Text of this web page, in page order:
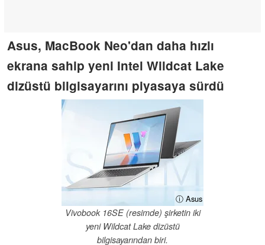
Asus, MacBook Neo'dan daha hızlı
ekrana sahip yeni Intel Wildcat Lake
dizüstü bilgisayarını piyasaya sürdü
ⓘ Asus
Vivobook 16SE (resimde) şirketin iki
yeni Wildcat Lake dizüstü
bilgisayarından biri.